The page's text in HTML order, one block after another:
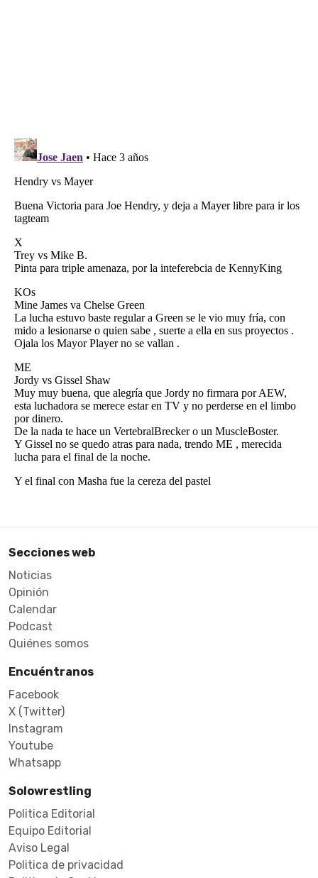
Secciones web
Noticias
Opinión
Calendar
Podcast
Quiénes somos
Encuéntranos
Facebook
X (Twitter)
Instagram
Youtube
Whatsapp
Solowrestling
Politica Editorial
Equipo Editorial
Aviso Legal
Politica de privacidad